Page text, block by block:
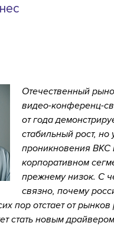
Отечественный
видео-конференц-
от года
стабильный рост, но
проникновения ВКС
корпоративном
прежнему низок. С
связно, почему
пор отстает от рынков
стать новым